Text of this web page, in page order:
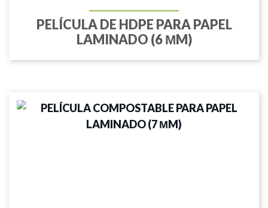
PELÍCULA DE HDPE PARA PAPEL
LAMINADO (6 ΜM)